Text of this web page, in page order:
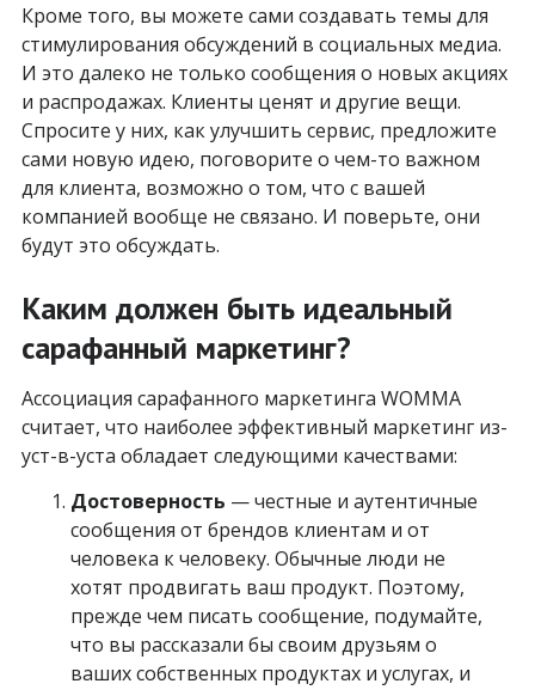
Кроме того, вы можете сами создавать темы для
стимулирования обсуждений в социальных медиа.
И это далеко не только сообщения о новых акциях
и распродажах. Клиенты ценят и другие вещи.
Спросите у них, как улучшить сервис, предложите
сами новую идею, поговорите о чем-то важном
для клиента, возможно о том, что с вашей
компанией вообще не связано. И поверьте, они
будут это обсуждать.
Каким должен быть идеальный
сарафанный маркетинг?
Ассоциация сарафанного маркетинга WOMMA
считает, что наиболее эффективный маркетинг из-
уст-в-уста обладает следующими качествами:
Достоверность — честные и аутентичные
сообщения от брендов клиентам и от
человека к человеку. Обычные люди не
хотят продвигать ваш продукт. Поэтому,
прежде чем писать сообщение, подумайте,
что вы рассказали бы своим друзьям о
ваших собственных продуктах и услугах, и